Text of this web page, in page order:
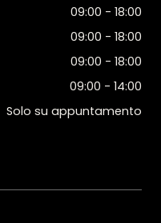
09:00 - 18:00
09:00 - 18:00
09:00 - 18:00
09:00 - 14:00
Solo su appuntamento